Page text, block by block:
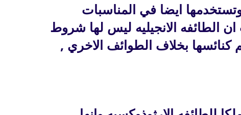
ــ الاشكاليات ــ
قانون احوال شخصية مدنى
ايضا في المناسبات
ان الطائفه الانجيليه ليس لها شروط
كنائسها بخلاف الطوائف الاخري ,